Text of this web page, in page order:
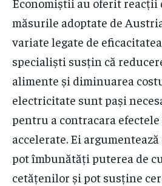
măsurile adoptate de
variate legate de
specialiști susțin că
alimente și diminuarea
electricitate sunt pași
pentru a contracara
accelerate. Ei
pot îmbunătăți puterea de
cetățenilor și pot susține